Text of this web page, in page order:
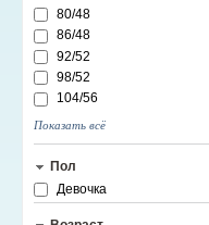
80/48
86/48
92/52
98/52
104/56
Показать всё
Пол
Девочка